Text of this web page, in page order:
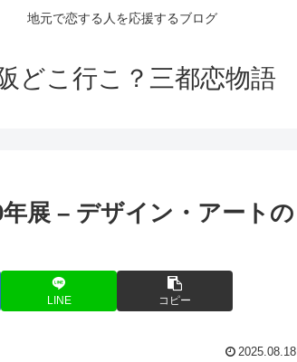
地元で恋する人を応援するブログ
どこ行こ？三都恋物語
展 – デザイン・アートの
LINE コピー
2025.08.18